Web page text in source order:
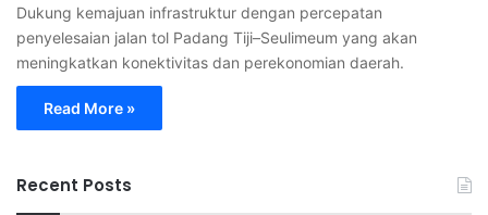
Dukung kemajuan infrastruktur dengan percepatan
penyelesaian jalan tol Padang Tiji–Seulimeum yang akan
meningkatkan konektivitas dan perekonomian daerah.
Read More »
Recent Posts